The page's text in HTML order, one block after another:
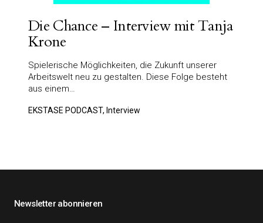
Die Chance – Interview mit Tanja
Krone
Spielerische Möglichkeiten, die Zukunft unserer
Arbeitswelt neu zu gestalten. Diese Folge besteht
aus einem…
EKSTASE PODCAST, Interview
Newsletter abonnieren